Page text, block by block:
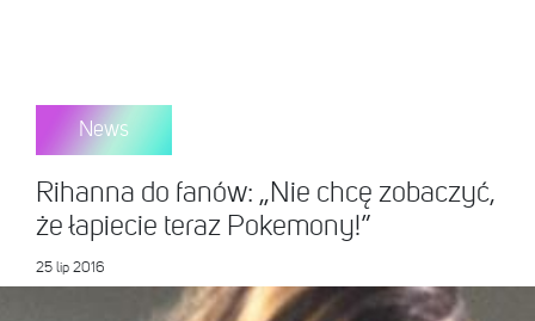
News
Rihanna do fanów: „Nie chcę zobaczyć,
że łapiecie teraz Pokemony!”
25 lip 2016